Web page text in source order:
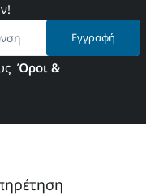
Εγγραφή
Όροι &